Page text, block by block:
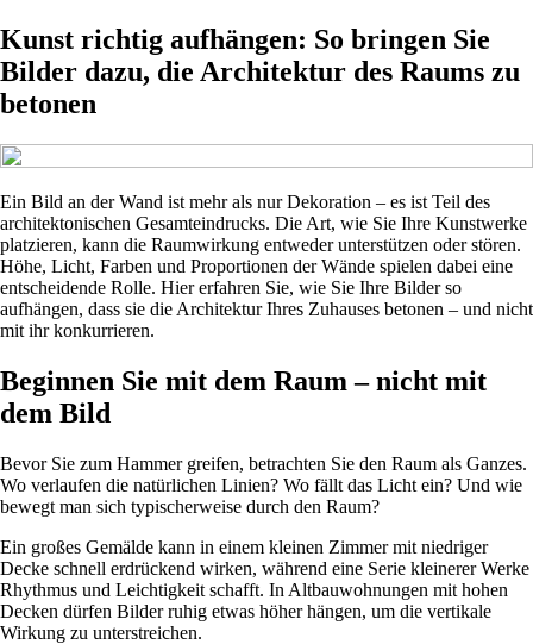
Kunst richtig aufhängen: So bringen Sie
Bilder dazu, die Architektur des Raums zu
betonen
Ein Bild an der Wand ist mehr als nur Dekoration – es ist Teil des
architektonischen Gesamteindrucks. Die Art, wie Sie Ihre Kunstwerke
platzieren, kann die Raumwirkung entweder unterstützen oder stören.
Höhe, Licht, Farben und Proportionen der Wände spielen dabei eine
entscheidende Rolle. Hier erfahren Sie, wie Sie Ihre Bilder so
aufhängen, dass sie die Architektur Ihres Zuhauses betonen – und nicht
mit ihr konkurrieren.
Beginnen Sie mit dem Raum – nicht mit
dem Bild
Bevor Sie zum Hammer greifen, betrachten Sie den Raum als Ganzes.
Wo verlaufen die natürlichen Linien? Wo fällt das Licht ein? Und wie
bewegt man sich typischerweise durch den Raum?
Ein großes Gemälde kann in einem kleinen Zimmer mit niedriger
Decke schnell erdrückend wirken, während eine Serie kleinerer Werke
Rhythmus und Leichtigkeit schafft. In Altbauwohnungen mit hohen
Decken dürfen Bilder ruhig etwas höher hängen, um die vertikale
Wirkung zu unterstreichen.